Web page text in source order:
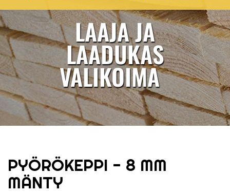
LAAJA JA
LAADUKAS
VALIKOIMA
PYÖRÖKEPPI - 8 MM
MÄNTY